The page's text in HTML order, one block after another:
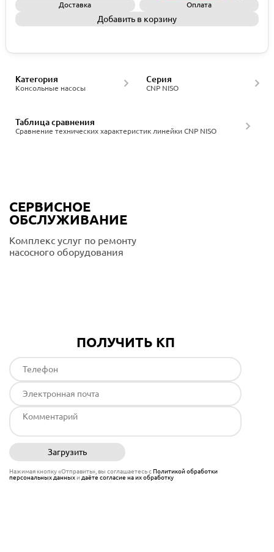
Доставка Оплата
Добавить в корзину
Консольные насосы
Категория
CNP NISO
Серия
Сравнение технических характеристик линейки CNP NISO
Таблица сравнения
СЕРВИСНОЕ
ОБСЛУЖИВАНИЕ
Комплекс услуг по ремонту
насосного оборудования
ПОЛУЧИТЬ КП
Загрузить
Нажимая кнопку «Отправить», вы соглашаетесь сПолитикой обработки
персональных данныхи даёте согласие на их обработку